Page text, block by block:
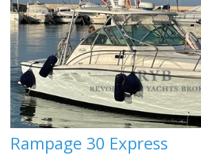
Rampage 30 Express